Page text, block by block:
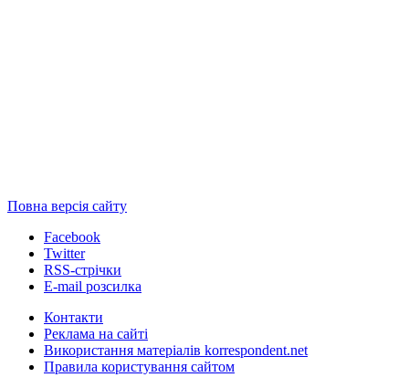
Повна версія сайту
Facebook
Twitter
RSS-стрічки
E-mail розсилка
Контакти
Реклама на сайті
Використання матеріалів korrespondent.net
Правила користування сайтом